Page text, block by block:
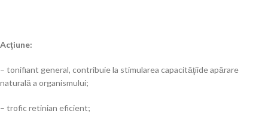
Acţiune:
– tonifiant general, contribuie la stimularea capacităţiide apărare
naturală a organismului;
– trofic retinian eficient;